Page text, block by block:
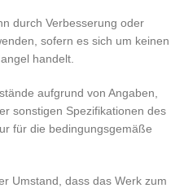
durch Verbesserung oder
sofern es sich um keinen
handelt.
aufgrund von Angaben,
sonstigen Spezifikationen des
für die bedingungsgemäße
Umstand, dass das Werk zum